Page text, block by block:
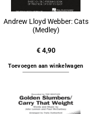
Andrew Lloyd Webber: Cats
(Medley)
€4,90
Toevoegen aan winkelwagen